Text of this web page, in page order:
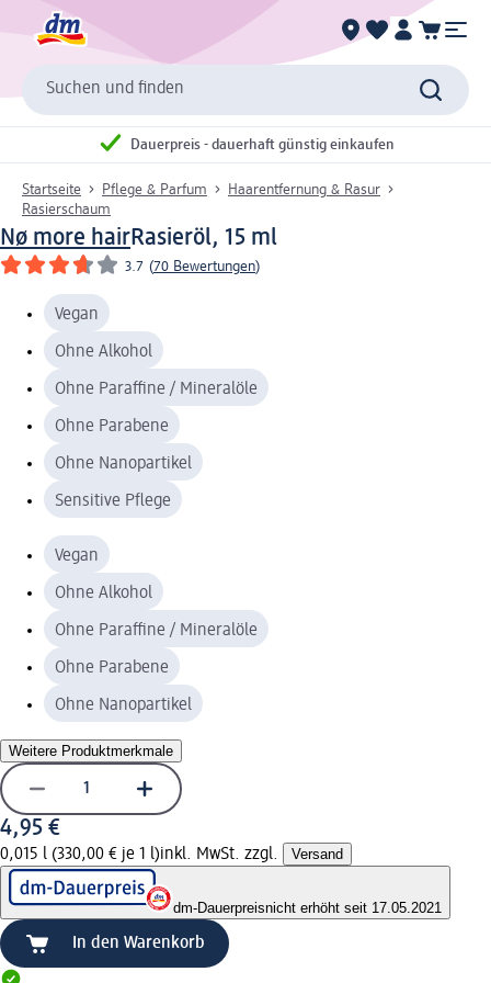
Suchen und finden
Dauerpreis - dauerhaft günstig einkaufen
Startseite Pflege & Parfum
Haarentfernung & Rasur
Rasierschaum
Nø more hairRasieröl, 15 ml
3.7 (70 Bewertungen)
Vegan
Ohne Alkohol
Ohne Paraffine / Mineralöle
Ohne Parabene
Ohne Nanopartikel
Sensitive Pflege
Vegan
Ohne Alkohol
Ohne Paraffine / Mineralöle
Ohne Parabene
Ohne Nanopartikel
Weitere Produktmerkmale
4,95 €
0,015 l (330,00 € je 1 l)inkl. MwSt. zzgl. Versand
dm-Dauerpreisnicht erhöht seit 17.05.2021
In den Warenkorb